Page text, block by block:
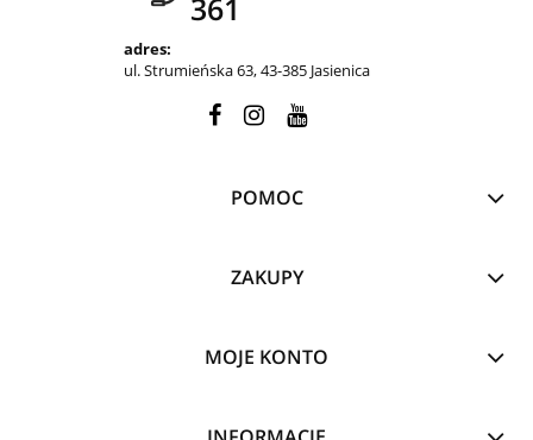
361
adres:
ul. Strumieńska 63, 43-385 Jasienica
POMOC
ZAKUPY
MOJE KONTO